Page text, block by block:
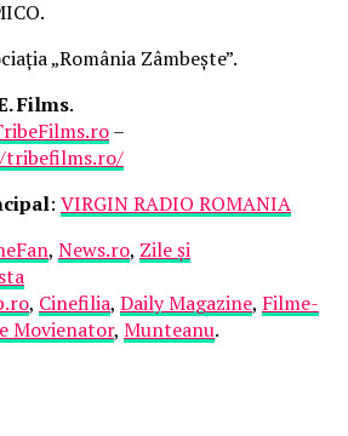
„România Zâmbește”.
Films.
–
tribefilms.ro/
: VIRGIN RADIO ROMANIA
, News.ro, Zile și
, Cinefilia, Daily Magazine, Filme-
Movienator, Munteanu.